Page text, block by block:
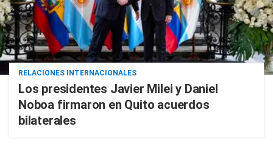
RELACIONES INTERNACIONALES
Los presidentes Javier Milei y Daniel
Noboa firmaron en Quito acuerdos
bilaterales